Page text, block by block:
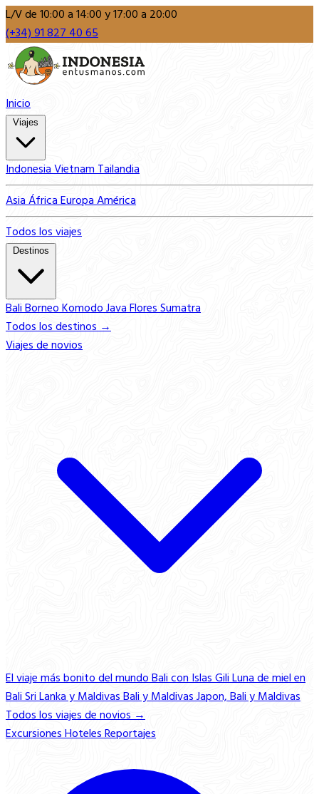
L/V de 10:00 a 14:00 y 17:00 a 20:00
(+34) 91 827 40 65
Inicio
IndonesiaVietnamTailandia
AsiaÁfricaEuropaAmérica
Todos los viajes
BaliBorneoKomodoJavaFloresSumatra
Todos los destinos →
Viajes de novios
El viaje más bonito del mundoBali con Islas GiliLuna de miel en
BaliSri Lanka y MaldivasBali y MaldivasJapon, Bali y Maldivas
Todos los viajes de novios →
ExcursionesHotelesReportajes